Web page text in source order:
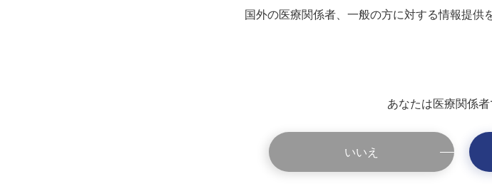
国外の医療関係者、一般の方に対する情報提供
あなたは医療関係者
いいえ